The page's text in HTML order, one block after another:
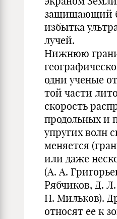
защищающий
избытка
лучей.
Нижнюю
одни ученые
той части
скорость
продольных и
упругих волн
меняется
или даже
(А. А.
Рябчиков, Д.
Н. Мильков).
относят ее к